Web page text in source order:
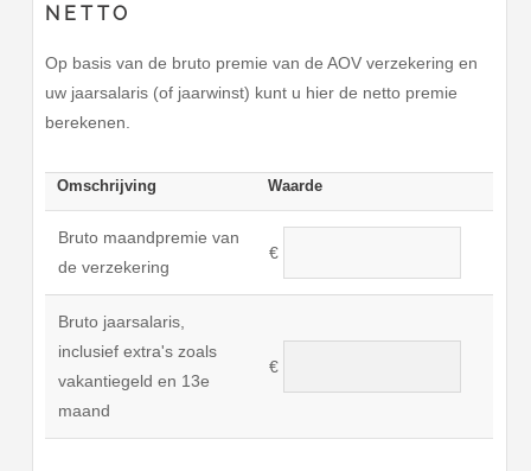
NETTO
Op basis van de bruto premie van de AOV verzekering en
uw jaarsalaris (of jaarwinst) kunt u hier de netto premie
berekenen.
Omschrijving Waarde
Bruto maandpremie van
de verzekering
€
Bruto jaarsalaris,
inclusief extra's zoals
vakantiegeld en 13e
maand
€